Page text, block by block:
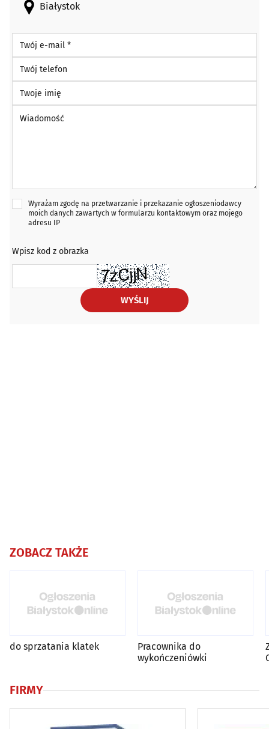
Białystok
Wyrażam zgodę na przetwarzanie i przekazanie ogłoszeniodawcy
moich danych zawartych w formularzu kontaktowym oraz mojego
adresu IP
Wpisz kod z obrazka
WYŚLIJ
ZOBACZ TAKŻE
do sprzatania klatek
Pracownika do
wykończeniówki
FIRMY